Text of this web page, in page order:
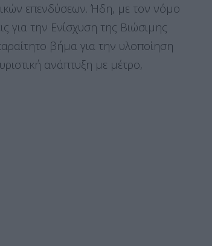
επενδύσεων. Ήδη, με τον νόμο
για την Ενίσχυση της Βιώσιμης
βήμα για την υλοποίηση
ανάπτυξη με μέτρο,